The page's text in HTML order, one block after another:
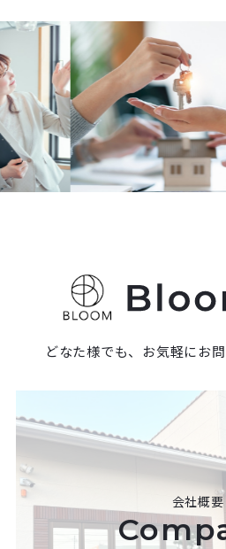
どなた様でも、お気軽にお
会社概要